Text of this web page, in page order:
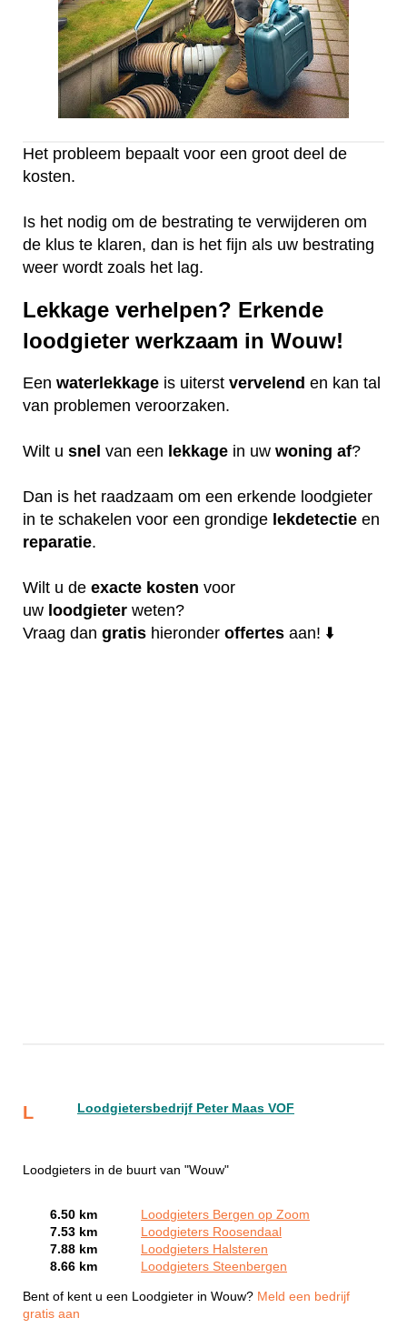
Het probleem bepaalt voor een groot deel de
kosten.
Is het nodig om de bestrating te verwijderen om
de klus te klaren, dan is het fijn als uw bestrating
weer wordt zoals het lag.
Lekkage verhelpen? Erkende
loodgieter werkzaam in Wouw!
Een waterlekkage is uiterst vervelend en kan tal
van problemen veroorzaken.
Wilt u snel van een lekkage in uw woning af?
Dan is het raadzaam om een erkende loodgieter
in te schakelen voor een grondige lekdetectie en
reparatie.
Wilt u de exacte kosten voor
uw loodgieter weten?
Vraag dan gratis hieronder offertes aan! ⬇️
L Loodgietersbedrijf Peter Maas VOF
Loodgieters in de buurt van "Wouw"
6.50 km
Loodgieters Bergen op Zoom
7.53 km
Loodgieters Roosendaal
7.88 km
Loodgieters Halsteren
8.66 km
Loodgieters Steenbergen
Bent of kent u een Loodgieter in Wouw? Meld een bedrijf
gratis aan